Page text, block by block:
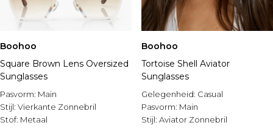
Boohoo
Square Brown Lens Oversized
Sunglasses
Pasvorm: Main
Stijl: Vierkante Zonnebril
Stof: Metaal
Boohoo
Tortoise Shell Aviator
Sunglasses
Gelegenheid: Casual
Pasvorm: Main
Stijl: Aviator Zonnebril